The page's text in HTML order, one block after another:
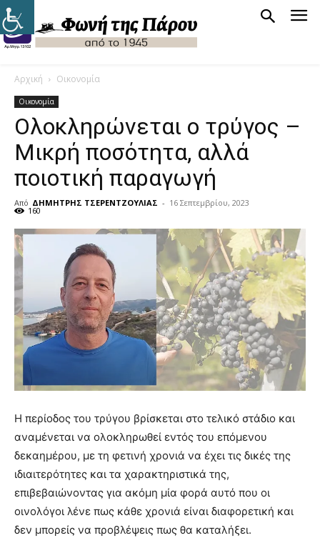
Αρχική Οικονομία
Οικονομία
Ολοκληρώνεται ο τρύγος –
Μικρή ποσότητα, αλλά
ποιοτική παραγωγή
Από ΔΗΜΗΤΡΗΣ ΤΣΕΡΕΝΤΖΟΥΛΙΑΣ - 16 Σεπτεμβρίου, 2023
160
Η περίοδος του τρύγου βρίσκεται στο τελικό στάδιο και
αναμένεται να ολοκληρωθεί εντός του επόμενου
δεκαημέρου, με τη φετινή χρονιά να έχει τις δικές της
ιδιαιτερότητες και τα χαρακτηριστικά της,
επιβεβαιώνοντας για ακόμη μία φορά αυτό που οι
οινολόγοι λένε πως κάθε χρονιά είναι διαφορετική και
δεν μπορείς να προβλέψεις πως θα καταλήξει.